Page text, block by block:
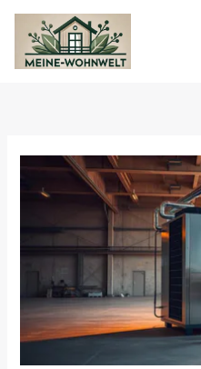
Zum
Inhalt
springen